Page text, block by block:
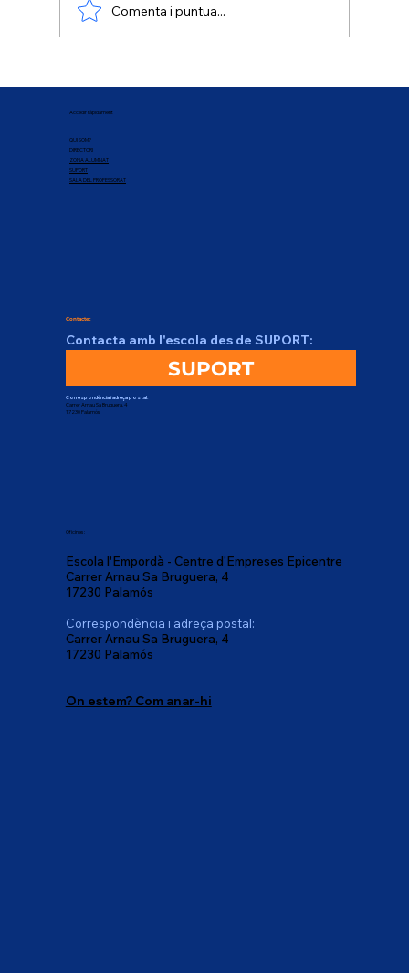
de lucre
Comenta i puntua...
Accedir ràpidament
QUI SOM?
DIRECTORI
ZONA ALUMNAT
SUPORT
SALA DEL PROFESSORAT
Contacte:
Contacta amb l'escola des de SUPORT:
SUPORT
Correspondència i adreça postal:
Carrer Arnau Sa Bruguera, 4
17230 Palamós
Oficines:
Escola l'Empordà - Centre d'Empreses Epicentre
Carrer Arnau Sa Bruguera, 4
17230 Palamós
Correspondència i adreça postal:
Carrer Arnau Sa Bruguera, 4
17230 Palamós
On estem? Com anar-hi